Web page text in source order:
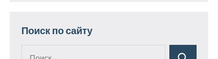
Поиск по сайту